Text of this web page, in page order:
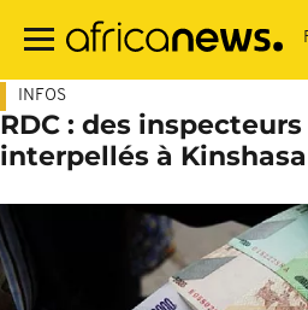
contenu
INFOS
RDC : des
interpellés à Kinshasa